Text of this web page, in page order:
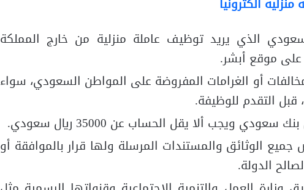
الذي يريد توظيف عاملة منزلية من خارج المملكة
موقع أبشر.
أو الغرامات المفروضة على المواطن السعودي، سواء
قبل التقدم للوظيفة.
ويجب ألا يقل الحساب عن 35000 ريال سعودي.
الوثائق والمستندات المرسلة ولها قرار بالموافقة أو
الدولة.